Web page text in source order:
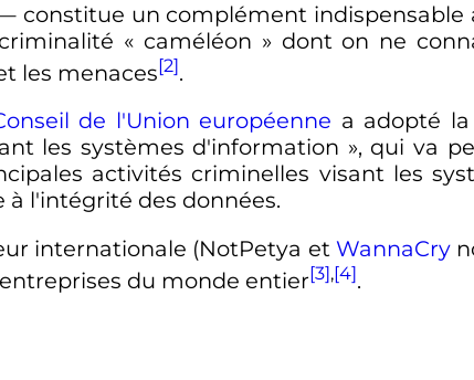
constitue un complément indispensable
« caméléon » dont on ne
les menaces[2].
de l'Union européenne a adopté la
les systèmes d'information », qui va
activités criminelles visant les
l'intégrité des données.
internationale (NotPetya etWannaCry
du monde entier[3],[4].